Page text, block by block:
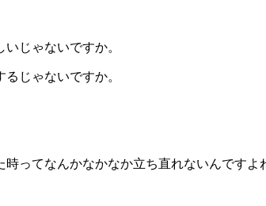
じゃないですか。
じゃないですか。
ってなんかなかなか立ち直れないんですよ